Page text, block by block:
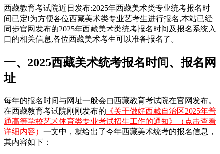
西藏教育考试院近日发布:2025年西藏美术类专业统考报名时
间已定!为方便各位西藏美术类专业艺考生进行报名,本站已经
同步官网发布的2025年西藏美术类统考报名时间及报名系统入
口的相关信息,各位西藏美术考生可以准备报名了。
一、2025西藏美术统考报名时间、报名网
址
每年的报名时间与网址一般会由西藏教育考试院在官网发布。
在西藏教育考试院刚刚发布的 《关于做好西藏自治区2025年普
通高等学校艺术体育类专业考试招生工作的通知》（点击查看
详细内容） 一文中，就给出了今年西藏美术统考的报名信息，
其内容如下：